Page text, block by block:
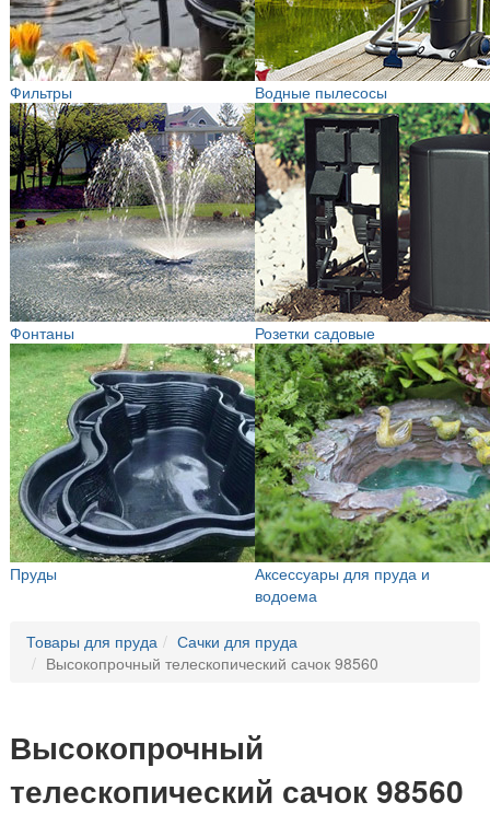
Фильтры Водные пылесосы
Фонтаны Розетки садовые
Пруды
Аксессуары для пруда и
водоема
Товары для пруда
Сачки для пруда
Высокопрочный телескопический сачок 98560
Высокопрочный
телескопический сачок 98560